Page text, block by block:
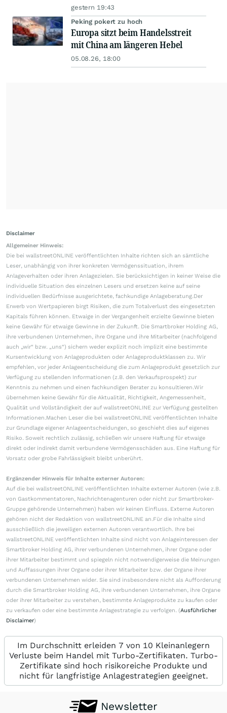
gestern 19:43
Peking pokert zu hoch
Europa sitzt beim Handelsstreit
mit China am längeren Hebel
05.08.26, 18:00
Disclaimer
Allgemeiner Hinweis:
Die bei wallstreetONLINE veröffentlichten Inhalte richten sich an sämtliche
Leser, unabhängig von ihrer konkreten Vermögenssituation, ihrem
Anlageverhalten oder ihren Anlagezielen. Sie berücksichtigen in keiner Weise die
individuelle Situation des einzelnen Lesers und ersetzen keine auf seine
individuellen Bedürfnisse ausgerichtete, fachkundige Anlageberatung.Der
Erwerb von Wertpapieren birgt Risiken, die zum Totalverlust des eingesetzten
Kapitals führen können. Etwaige in der Vergangenheit erzielte Gewinne bieten
keine Gewähr für etwaige Gewinne in der Zukunft. Die Smartbroker Holding AG,
ihre verbundenen Unternehmen, ihre Organe und ihre Mitarbeiter (nachfolgend
auch „wir“ bzw. „uns“) sichern weder explizit noch implizit eine bestimmte
Kursentwicklung von Anlageprodukten oder Anlageproduktklassen zu. Wir
empfehlen, vor jeder Anlageentscheidung die zum Anlageprodukt gesetzlich zur
Verfügung zu stellenden Informationen (z.B. den Verkaufsprospekt) zur
Kenntnis zu nehmen und einen fachkundigen Berater zu konsultieren.Wir
übernehmen keine Gewähr für die Aktualität, Richtigkeit, Angemessenheit,
Qualität und Vollständigkeit der auf wallstreetONLINE zur Verfügung gestellten
Informationen.Machen Leser die bei wallstreetONLINE veröffentlichten Inhalte
zur Grundlage eigener Anlageentscheidungen, so geschieht dies auf eigenes
Risiko. Soweit rechtlich zulässig, schließen wir unsere Haftung für etwaige
direkt oder indirekt damit verbundene Vermögensschäden aus. Eine Haftung für
Vorsatz oder grobe Fahrlässigkeit bleibt unberührt.
Ergänzender Hinweis für Inhalte externer Autoren:
Auf die bei wallstreetONLINE veröffentlichten Inhalte externer Autoren (wie z.B.
von Gastkommentatoren, Nachrichtenagenturen oder nicht zur Smartbroker-
Gruppe gehörende Unternehmen) haben wir keinen Einfluss. Externe Autoren
gehören nicht der Redaktion von wallstreetONLINE an.Für die Inhalte sind
ausschließlich die jeweiligen externen Autoren verantwortlich. Ihre bei
wallstreetONLINE veröffentlichten Inhalte sind nicht von Anlageinteressen der
Smartbroker Holding AG, ihrer verbundenen Unternehmen, ihrer Organe oder
ihrer Mitarbeiter bestimmt und spiegeln nicht notwendigerweise die Meinungen
und Auffassungen ihrer Organe oder ihrer Mitarbeiter bzw. der Organe ihrer
verbundenen Unternehmen wider. Sie sind insbesondere nicht als Aufforderung
durch die Smartbroker Holding AG, ihre verbundenen Unternehmen, ihre Organe
oder ihrer Mitarbeiter zu verstehen, bestimmte Anlageprodukte zu kaufen oder
zu verkaufen oder eine bestimmte Anlagestrategie zu verfolgen. (Ausführlicher
Disclaimer)
Im Durchschnitt erleiden 7 von 10 Kleinanlegern
Verluste beim Handel mit Turbo-Zertifikaten. Turbo-
Zertifikate sind hoch risikoreiche Produkte und
nicht für langfristige Anlagestrategien geeignet.
Newsletter